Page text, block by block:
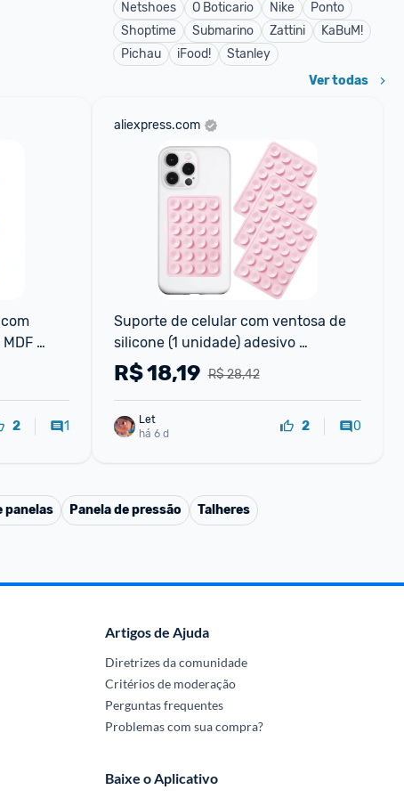
Netshoes
O Boticario Nike
Ponto
Shoptime
Submarino Zattini
KaBuM!
Pichau
iFood! Stanley
Ver todas
para
2 1
aliexpress.com
Suporte de celular com ventosa de
silicone (1 unidade) adesivo
antiderrapante para celular suporte
com forte aderênci
R$ 28,42
R$18,19
Let
há 6 d
2 0
panelas Panela de pressão Talheres
Artigos de Ajuda
Diretrizes da comunidade
Critérios de moderação
Perguntas frequentes
Problemas com sua compra?
Baixe o Aplicativo